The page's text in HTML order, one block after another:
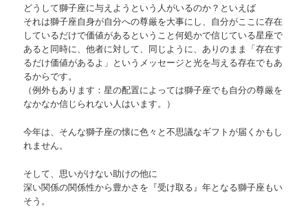
どうして獅子座に与えようという人がいるのか？といえば
それは獅子座自身が自分への尊厳を大事にし、自分がここに存在
しているだけで価値があるということ何処かで信じている星座で
あると同時に、他者に対して、同じように、ありのまま「存在す
るだけ価値があるよ」というメッセージと光を与える存在でもあ
るからです。
（例外もあります：星の配置によっては獅子座でも自分の尊厳を
なかなか信じられない人はいます。）
今年は、そんな獅子座の懐に色々と不思議なギフトが届くかもし
れません。
そして、思いがけない助けの他に
深い関係の関係性から豊かさを『受け取る』年となる獅子座もい
そう。